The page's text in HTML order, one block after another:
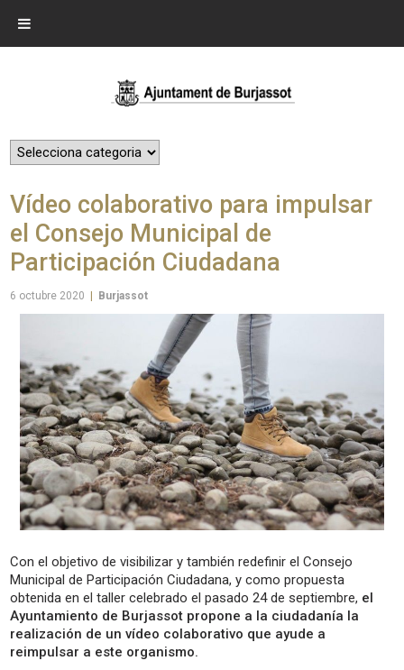
Vídeo colaborativo para impulsar
el Consejo Municipal de
Participación Ciudadana
6 octubre 2020 Burjassot
Con el objetivo de visibilizar y también redefinir el Consejo
Municipal de Participación Ciudadana, y como propuesta
obtenida en el taller celebrado el pasado 24 de septiembre, el
Ayuntamiento de Burjassot propone a la ciudadanía la
realización de un vídeo colaborativo que ayude a
reimpulsar a este organismo.